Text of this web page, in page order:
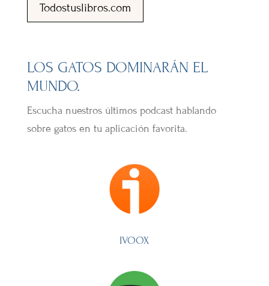
Todostuslibros.com
LOS GATOS DOMINARÁN EL
MUNDO.
Escucha nuestros últimos podcast hablando
sobre gatos en tu aplicación favorita.
IVOOX